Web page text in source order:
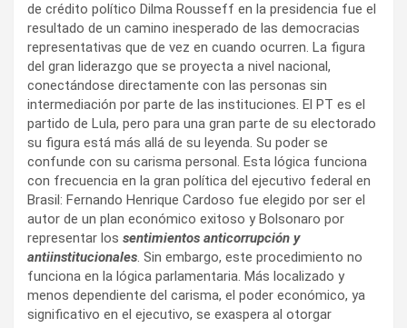
de crédito político Dilma Rousseff en la presidencia fue el
resultado de un camino inesperado de las democracias
representativas que de vez en cuando ocurren. La figura
del gran liderazgo que se proyecta a nivel nacional,
conectándose directamente con las personas sin
intermediación por parte de las instituciones. El PT es el
partido de Lula, pero para una gran parte de su electorado
su figura está más allá de su leyenda. Su poder se
confunde con su carisma personal. Esta lógica funciona
con frecuencia en la gran política del ejecutivo federal en
Brasil: Fernando Henrique Cardoso fue elegido por ser el
autor de un plan económico exitoso y Bolsonaro por
representar los sentimientos anticorrupción y
antiinstitucionales. Sin embargo, este procedimiento no
funciona en la lógica parlamentaria. Más localizado y
menos dependiente del carisma, el poder económico, ya
significativo en el ejecutivo, se exaspera al otorgar